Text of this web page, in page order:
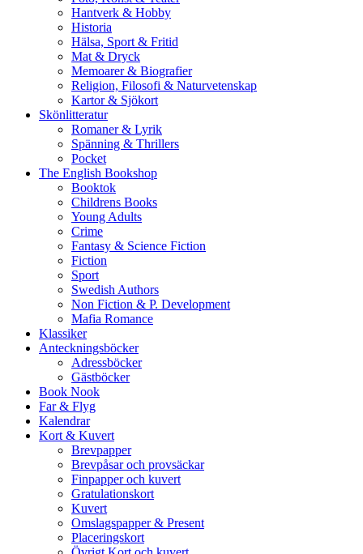
Hantverk & Hobby
Historia
Hälsa, Sport & Fritid
Mat & Dryck
Memoarer & Biografier
Religion, Filosofi & Naturvetenskap
Kartor & Sjökort
Skönlitteratur
Romaner & Lyrik
Spänning & Thrillers
Pocket
The English Bookshop
Booktok
Childrens Books
Young Adults
Crime
Fantasy & Science Fiction
Fiction
Sport
Swedish Authors
Non Fiction & P. Development
Mafia Romance
Klassiker
Anteckningsböcker
Adressböcker
Gästböcker
Book Nook
Far & Flyg
Kalendrar
Kort & Kuvert
Brevpapper
Brevpåsar och provsäckar
Finpapper och kuvert
Gratulationskort
Kuvert
Omslagspapper & Present
Placeringskort